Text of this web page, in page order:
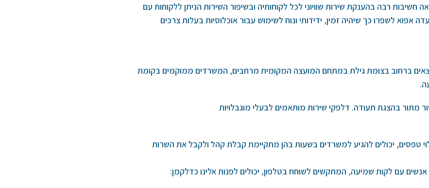
חשיבות רבה בהענקת שירות שוויוני לכל לקוחותיה ובשיפור השירות הניתן ללקוחות עם
אפוא לשפרו כך שיהיה זמין, ידידותי ונוח לשימוש עבור אוכלוסיות בעלות צרכים
ברחוב בצומת גילת במתחם המועצה המקומית מרחבים, המשרדים ממוקמים בקומת
מתור בהצגת תעודה. דלפקי שירות מותאמים לבעלי מוגבלויות
טפסים, יכולים להגיע למשרדים בשעות בהן מתקיימת קבלת קהל ולקבל את השרות
אנשים עם לקות שמיעה, המתקשים לשוחח בטלפון, יכולים לפנות אלינו כדלקמן: